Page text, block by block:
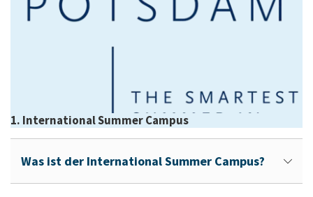
1. International Summer Campus
Was ist der International Summer Campus?